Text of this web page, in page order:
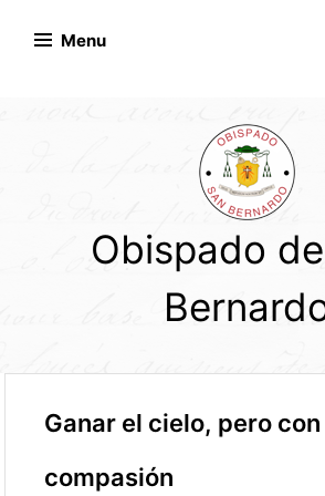
Menu
Obispado
Ganar el cielo, pero
compasión